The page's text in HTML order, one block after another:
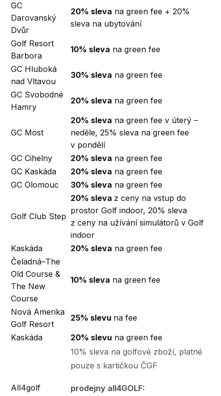
GC
Darovanský
Dvůr
20% sleva na green fee + 20%
sleva na ubytování
Golf Resort
Barbora
10% sleva na green fee
GC Hluboká
nad Vltavou
30% sleva na green fee
GC Svobodné
Hamry
20% sleva na green fee
GC Most
20% sleva na green fee v úterý –
neděle, 25% sleva na green fee
v pondělí
GC Cihelny
20% sleva na green fee
GC Kaskáda
20% sleva na green fee
GC Olomouc
30% sleva na green fee
Golf Club Step
20% sleva z ceny na vstup do
prostor Golf indoor, 20% sleva
z ceny na užívání simulátorů v Golf
indoor
Kaskáda
20% sleva na green fee
Čeladná–The
Old Course &
The New
Course
10% sleva na green fee
Nová Amerika
Golf Resort
25% slevu na fee
Kaskáda
20% slevu na green fee
All4golf
10% sleva na golfové zboží, platné
pouze s kartičkou ČGF
prodejny all4GOLF: